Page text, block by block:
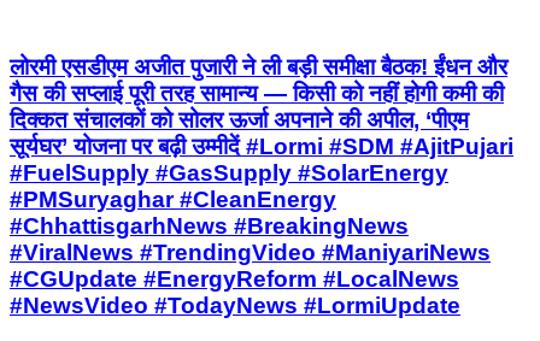
लोरमी एसडीएम अजीत पुजारी ने ली बड़ी समीक्षा बैठक! ईंधन और
गैस की सप्लाई पूरी तरह सामान्य — किसी को नहीं होगी कमी की
दिक्कत संचालकों को सोलर ऊर्जा अपनाने की अपील, ‘पीएम
सूर्यघर’ योजना पर बढ़ी उम्मीदें #Lormi #SDM #AjitPujari
#FuelSupply #GasSupply #SolarEnergy
#PMSuryaghar #CleanEnergy
#ChhattisgarhNews #BreakingNews
#ViralNews #TrendingVideo #ManiyariNews
#CGUpdate #EnergyReform #LocalNews
#NewsVideo #TodayNews #LormiUpdate